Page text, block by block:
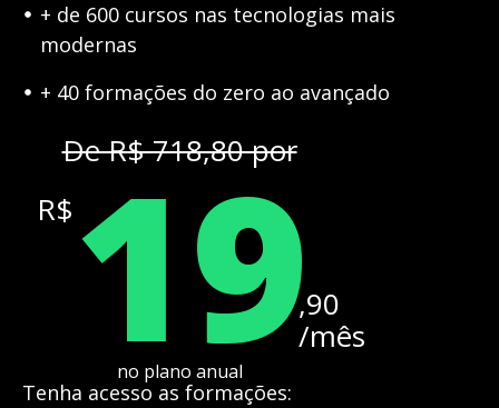
+ de 600 cursos nas tecnologias mais
modernas
+ 40 formações do zero ao avançado
De R$ 718,80 por
R$ 19,90
/mês
no plano anual
Tenha acesso as formações: